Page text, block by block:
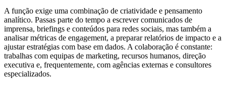
A função exige uma combinação de criatividade e pensamento
analítico. Passas parte do tempo a escrever comunicados de
imprensa, briefings e conteúdos para redes sociais, mas também a
analisar métricas de engagement, a preparar relatórios de impacto e a
ajustar estratégias com base em dados. A colaboração é constante:
trabalhas com equipas de marketing, recursos humanos, direção
executiva e, frequentemente, com agências externas e consultores
especializados.